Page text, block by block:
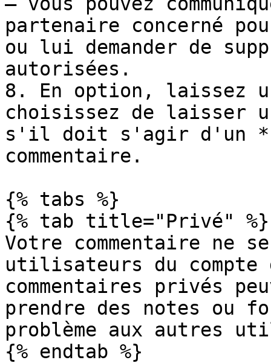
partenaire concerné
ou lui demander de
autorisées.
8. En option, laissez
choisissez de laisser
s'il doit s'agir d'un
commentaire.
{% tabs %}
{% tab title="Privé" %}
Votre commentaire ne
utilisateurs du compte
commentaires privés
prendre des notes ou
problème aux autres
{% endtab %}